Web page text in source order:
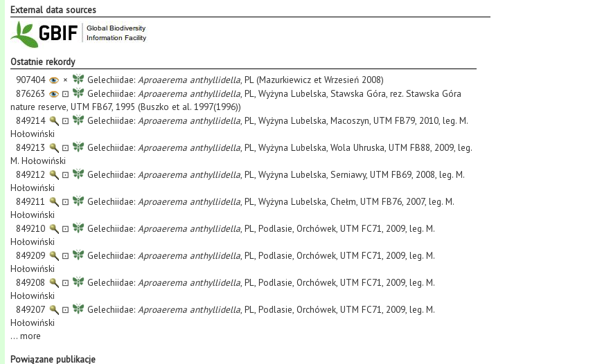
External data sources
Ostatnie rekordy
907404
× Gelechiidae: Aproaerema anthyllidella, PL (Mazurkiewicz et Wrzesień 2008)
876263
⊡ Gelechiidae: Aproaerema anthyllidella, PL, Wyżyna Lubelska, Stawska Góra, rez. Stawska Góra
nature reserve, UTM FB67, 1995 (Buszko et al. 1997(1996))
849214
⊡ Gelechiidae: Aproaerema anthyllidella, PL, Wyżyna Lubelska, Macoszyn, UTM FB79, 2010, leg. M.
Hołowiński
849213
⊡ Gelechiidae: Aproaerema anthyllidella, PL, Wyżyna Lubelska, Wola Uhruska, UTM FB88, 2009, leg.
M. Hołowiński
849212
⊡ Gelechiidae: Aproaerema anthyllidella, PL, Wyżyna Lubelska, Serniawy, UTM FB69, 2008, leg. M.
Hołowiński
849211
⊡ Gelechiidae: Aproaerema anthyllidella, PL, Wyżyna Lubelska, Chełm, UTM FB76, 2007, leg. M.
Hołowiński
849210
⊡ Gelechiidae: Aproaerema anthyllidella, PL, Podlasie, Orchówek, UTM FC71, 2009, leg. M.
Hołowiński
849209
⊡ Gelechiidae: Aproaerema anthyllidella, PL, Podlasie, Orchówek, UTM FC71, 2009, leg. M.
Hołowiński
849208
⊡ Gelechiidae: Aproaerema anthyllidella, PL, Podlasie, Orchówek, UTM FC71, 2009, leg. M.
Hołowiński
849207
⊡ Gelechiidae: Aproaerema anthyllidella, PL, Podlasie, Orchówek, UTM FC71, 2009, leg. M.
Hołowiński
... more
Powiązane publikacje